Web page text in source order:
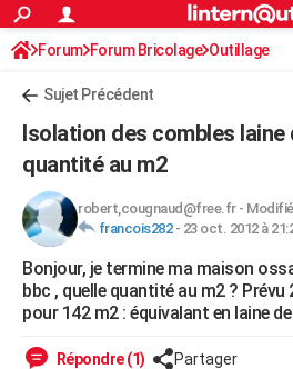
ACTUALITÉS
Politique
Société
Faits Divers
Education
Monde
Villes
+
Programme TV
Streaming
Sorties cinéma
FINANCE
Retraite
Impôts
Epargne
Immobilier
Risques naturels par ville
Banque
Assurance
Crédit
AUTO
Essais
Réserver un essai
Citadines
Berlines
SUV
Forum auto
HIGH-TECH
Mobiles
Meilleur smartphone
Internet
Ordinateurs
Jeux vidéo
Guide high-tech
+BRICOLAGE
WEEK-END
S'inscrire
Connexion
Forum Forum Bricolage Outillage
Sujet Précédent
Isolation des combles laine
quantité au m2
robert,cougnaud@free.fr-
francois282- 23 oct. 2012 à
Bonjour, je termine ma maison
bbc , quelle quantité au m2 ? Prévu
pour 142 m2 : équivalant en laine
Répondre (1) Partager